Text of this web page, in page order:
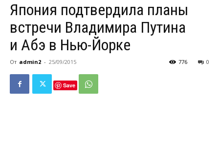
Япония подтвердила планы
встречи Владимира Путина
и Абэ в Нью-Йорке
От admin2 - 25/09/2015 0
776
Save